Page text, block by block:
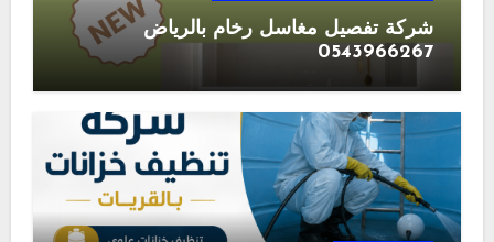
شركة تفصيل مغاسل رخام بالرياض
0543966267